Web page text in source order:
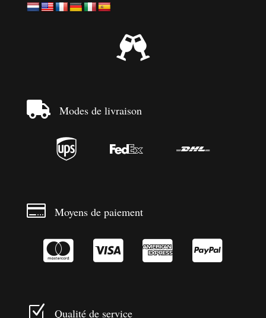

 Modes de livraison
  
 Moyens de paiement
   
Z Qualité de service